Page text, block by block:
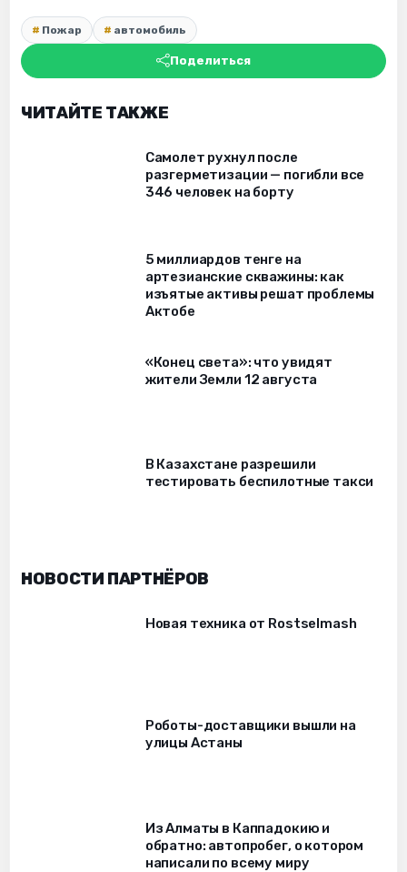
Пожар автомобиль
Поделиться
ЧИТАЙТЕ ТАКЖЕ
Самолет рухнул после
разгерметизации — погибли все
346 человек на борту
5 миллиардов тенге на
артезианские скважины: как
изъятые активы решат проблемы
Актобе
«Конец света»: что увидят
жители Земли 12 августа
В Казахстане разрешили
тестировать беспилотные такси
НОВОСТИ ПАРТНЁРОВ
Новая техника от Rostselmash
Роботы-доставщики вышли на
улицы Астаны
Из Алматы в Каппадокию и
обратно: автопробег, о котором
написали по всему миру